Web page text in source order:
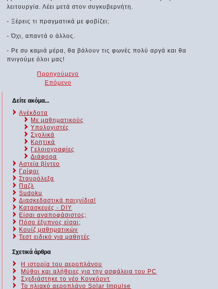
λειτουργία. Λέει μετά στον συγκυβερνήτη.
- Ξέρεις τι πραγματικά με φοβίζει;
- Όχι, απαντά ο άλλος.
- Ρε συ καμιά μέρα, θα βάλουν τις φωνές πολύ αργά και θα
πνιγούμε όλοι μας!
Προηγούμενο
Επόμενο
Δείτε ακόμα...
Ανέκδοτα
Με μαθηματικούς
Υπολογιστές
Σχολικά
Κρητικά
Γελοιογραφίες
Διάφορα
Αστεία βίντεο
Γρίφοι
Σταυρόλεξα
Παζλ
Sudoku
Διασκεδαστικά παιχνίδια!
Κατασκευές - DIY
Είσαι αναποφάσιστος;
Πόσο έξυπνος είσαι;
Kουίζ μαθηματικών
Τεστ ειδικό για μαθητές
Σχετικά άρθρα
Η ιστορία του αεροπλάνου
Μύθοι και αλήθειες για την ασφάλεια του PC
Σχεδιάστηκε το νέο Κονκόρντ
Το ηλιακό αεροπλάνο Solar Impulse